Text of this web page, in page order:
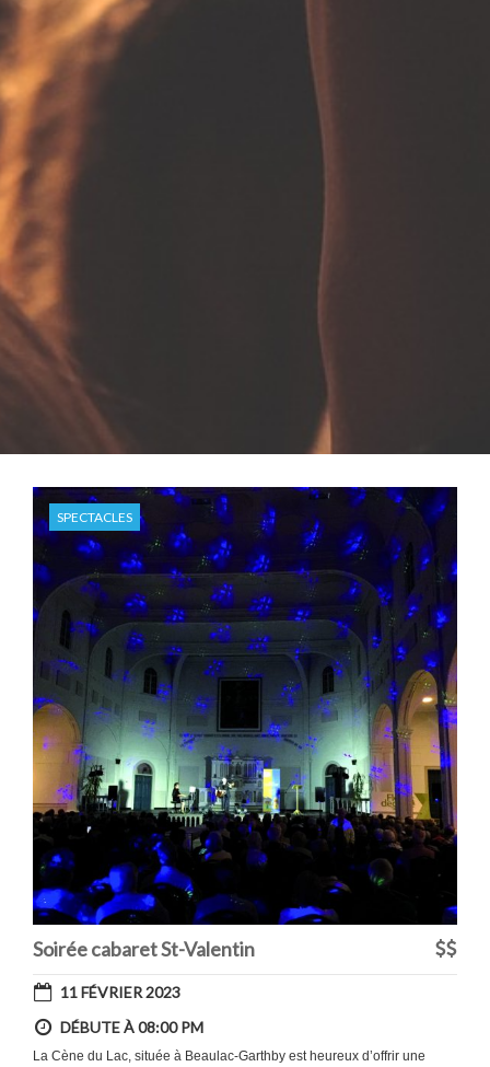
SPECTACLES
Soirée cabaret St-Valentin
11 FÉVRIER 2023
DÉBUTE À 08:00 PM
La Cène du Lac, située à Beaulac-Garthby est heureux d’offrir une